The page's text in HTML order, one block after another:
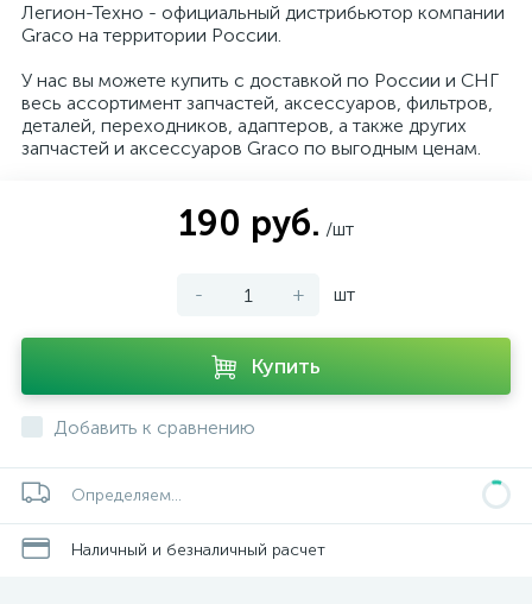
Легион-Техно - официальный дистрибьютор компании
Graco на территории России.
У нас вы можете купить с доставкой по России и СНГ
весь ассортимент запчастей, аксессуаров, фильтров,
деталей, переходников, адаптеров, а также других
запчастей и аксессуаров Graco по выгодным ценам.
190 руб. /шт
- + шт
Купить
Добавить к сравнению
Определяем...
Наличный и безналичный расчет